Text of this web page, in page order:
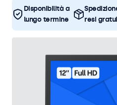
Disponibilità a
lungo termine
resi